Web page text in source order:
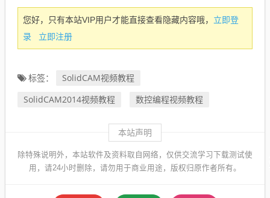
您好，只有本站VIP用户才能直接查看隐藏内容哦， 立即登
录
立即注册
标签：
SolidCAM视频教程
SolidCAM2014视频教程
数控编程视频教程
本站声明
除特殊说明外，本站软件及资料取自网络，仅供交流学习下载测试使
用，请24小时删除，请勿用于商业用途，版权归原作者所有。